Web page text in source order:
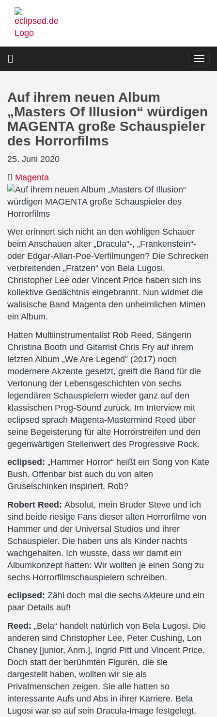
Direkt
zum
Inhalt
Auf ihrem neuen Album
„Masters Of Illusion“ würdigen
MAGENTA große Schauspieler
des Horrorfilms
25. Juni 2020
Magenta
Wer erinnert sich nicht an den wohligen Schauer
beim Anschauen alter „Dracula“-, „Frankenstein“-
oder Edgar-Allan-Poe-Verfilmungen? Die Schrecken
verbreitenden „Fratzen“ von Bela Lugosi,
Christopher Lee oder Vincent Price haben sich ins
kollektive Gedächtnis eingebrannt. Nun widmet die
walisische Band Magenta den unheimlichen Mimen
ein Album.
Hatten Multiinstrumentalist Rob Reed, Sängerin
Christina Booth und Gitarrist Chris Fry auf ihrem
letzten Album „We Are Legend“ (2017) noch
modernere Akzente gesetzt, greift die Band für die
Vertonung der Lebensgeschichten von sechs
legendären Schauspielern wieder ganz auf den
klassischen Prog-Sound zurück. Im Interview mit
eclipsed sprach Magenta-Mastermind Reed über
seine Begeisterung für alte Horrorstreifen und den
gegenwärtigen Stellenwert des Progressive Rock.
eclipsed: „Hammer Horror“ heißt ein Song von Kate
Bush. Offenbar bist auch du von alten
Gruselschinken inspiriert, Rob?
Robert Reed: Absolut, mein Bruder Steve und ich
sind beide riesige Fans dieser alten Horrorfilme von
Hammer und der Universal Studios und ihrer
Schauspieler. Die haben uns als Kinder nachts
wachgehalten. Ich wusste, dass wir damit ein
Albumkonzept hatten: Wir wollten je einen Song zu
sechs Horrorfilmschauspielern schreiben.
eclipsed: Zähl doch mal die sechs Akteure und ein
paar Details auf!
Reed: „Bela“ handelt natürlich von Bela Lugosi. Die
anderen sind Christopher Lee, Peter Cushing, Lon
Chaney [junior, Anm.], Ingrid Pitt und Vincent Price.
Doch statt der berühmten Figuren, die sie
dargestellt haben, wollten wir sie als
Privatmenschen zeigen. Sie alle hatten so
interessante Aufs und Abs in ihrer Karriere. Bela
Lugosi war so auf sein Dracula-Image festgelegt,